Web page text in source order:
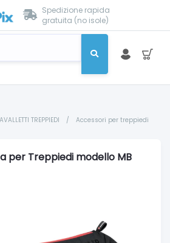
Spedizione rapida
gratuita (no isole)
TREPPIEDI / Accessori per treppiedi
per Treppiedi modello MB